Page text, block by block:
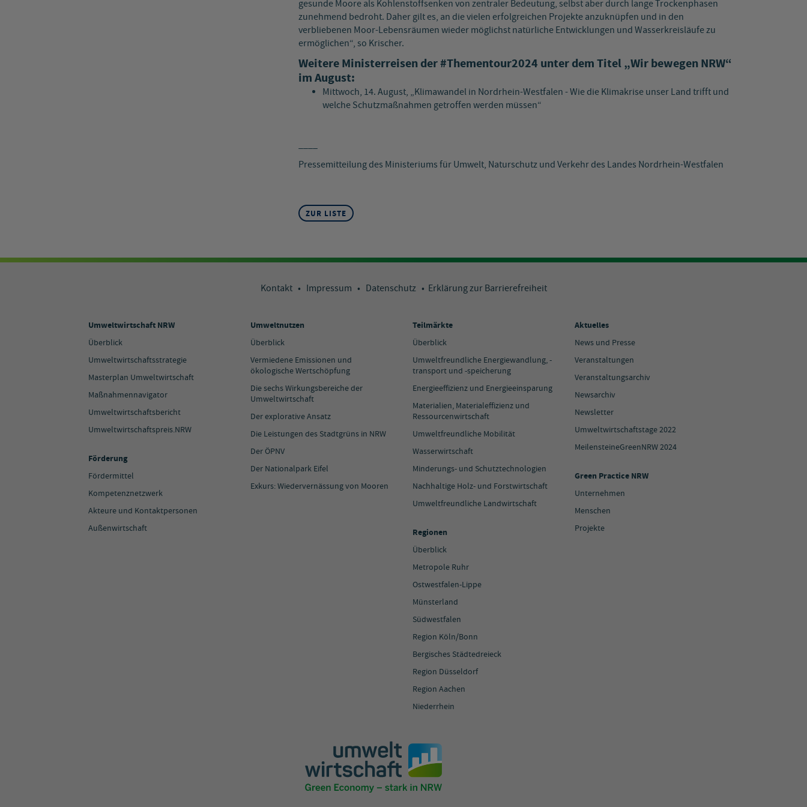
gesunde Moore als Kohlenstoffsenken von zentraler Bedeutung, selbst aber durch lange Trockenphasen
zunehmend bedroht. Daher gilt es, an die vielen erfolgreichen Projekte anzuknüpfen und in den
verbliebenen Moor-Lebensräumen wieder möglichst natürliche Entwicklungen und Wasserkreisläufe zu
ermöglichen“, so Krischer.
Weitere Ministerreisen der #Thementour2024 unter dem Titel „Wir bewegen NRW“
im August:
Mittwoch, 14. August, „Klimawandel in Nordrhein-Westfalen - Wie die Klimakrise unser Land trifft und
welche Schutzmaßnahmen getroffen werden müssen“
Pressemitteilung des Ministeriums für Umwelt, Naturschutz und Verkehr des Landes Nordrhein-Westfalen
ZUR LISTE
Kontakt • Impressum • Datenschutz • Erklärung zur Barrierefreiheit
Umweltwirtschaft NRW
Überblick
Umweltwirtschaftsstrategie
Masterplan Umweltwirtschaft
Maßnahmennavigator
Umweltwirtschaftsbericht
Umweltwirtschaftspreis.NRW
Förderung
Fördermittel
Kompetenznetzwerk
Akteure und Kontaktpersonen
Außenwirtschaft
Umweltnutzen
Überblick
Vermiedene Emissionen und
ökologische Wertschöpfung
Die sechs Wirkungsbereiche der
Umweltwirtschaft
Der explorative Ansatz
Die Leistungen des Stadtgrüns in NRW
Der ÖPNV
Der Nationalpark Eifel
Exkurs: Wiedervernässung von Mooren
Teilmärkte
Überblick
Umweltfreundliche Energiewandlung, -
transport und -speicherung
Energieeffizienz und Energieeinsparung
Materialien, Materialeffizienz und
Ressourcenwirtschaft
Umweltfreundliche Mobilität
Wasserwirtschaft
Minderungs- und Schutztechnologien
Nachhaltige Holz- und Forstwirtschaft
Umweltfreundliche Landwirtschaft
Regionen
Überblick
Metropole Ruhr
Ostwestfalen-Lippe
Münsterland
Südwestfalen
Region Köln/Bonn
Bergisches Städtedreieck
Region Düsseldorf
Region Aachen
Niederrhein
Aktuelles
News und Presse
Veranstaltungen
Veranstaltungsarchiv
Newsarchiv
Newsletter
Umweltwirtschaftstage 2022
MeilensteineGreenNRW 2024
Green Practice NRW
Unternehmen
Menschen
Projekte